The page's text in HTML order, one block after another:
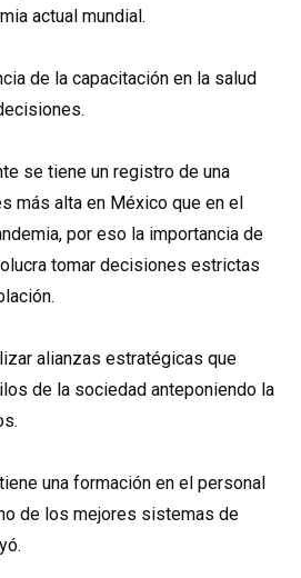
actual mundial.
de la capacitación en la salud
se tiene un registro de una
más alta en México que en el
por eso la importancia de
tomar decisiones estrictas
alianzas estratégicas que
de la sociedad anteponiendo la
una formación en el personal
de los mejores sistemas de